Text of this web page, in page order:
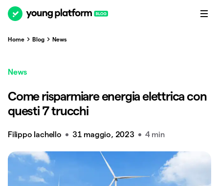
Home Blog News
News
Come risparmiare energia elettrica con
questi 7 trucchi
Filippo Iachello 31 maggio, 2023 4 min